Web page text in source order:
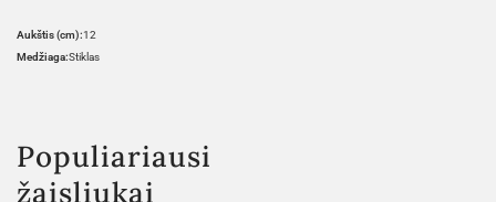
Aukštis (cm):12
Medžiaga:Stiklas
Populiariausi
žaisliukai